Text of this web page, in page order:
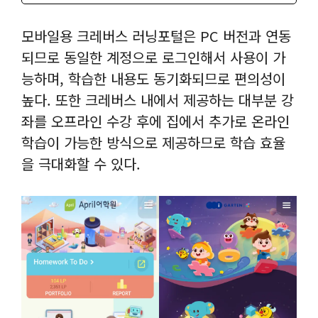
모바일용 크레버스 러닝포털은 PC 버전과 연동
되므로 동일한 계정으로 로그인해서 사용이 가
능하며, 학습한 내용도 동기화되므로 편의성이
높다. 또한 크레버스 내에서 제공하는 대부분 강
좌를 오프라인 수강 후에 집에서 추가로 온라인
학습이 가능한 방식으로 제공하므로 학습 효율
을 극대화할 수 있다.